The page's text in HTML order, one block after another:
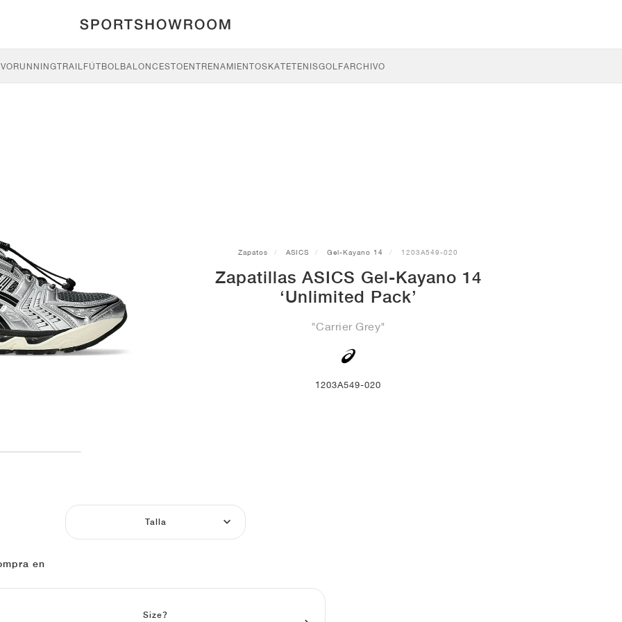
RUNNINGTRAILFÚTBOLBALONCESTOENTRENAMIENTOSKATETENISGOLFARCHIVO
Zapatos ASICS Gel-Kayano 14 1203A549-020
Zapatillas ASICS Gel-Kayano 14
‘Unlimited Pack’
"Carrier Grey"
1203A549-020
Talla
en
Size?